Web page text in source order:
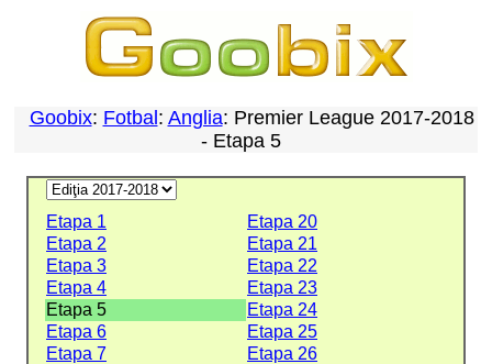
Goobix: Fotbal : Anglia: Premier League 2017-2018
- Etapa 5
Etapa 1
Etapa 20
Etapa 2
Etapa 21
Etapa 3
Etapa 22
Etapa 4
Etapa 23
Etapa 5
Etapa 24
Etapa 6
Etapa 25
Etapa 7
Etapa 26